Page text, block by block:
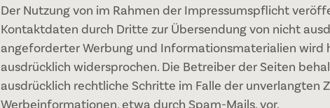
Der Nutzung von im Rahmen der Impressumspflicht
Kontaktdaten durch Dritte zur Übersendung von nicht
angeforderter Werbung und Informationsmaterialien wird
ausdrücklich widersprochen. Die Betreiber der Seiten
ausdrücklich rechtliche Schritte im Falle der unverlangten
Werbeinformationen, etwa durch Spam-Mails, vor.